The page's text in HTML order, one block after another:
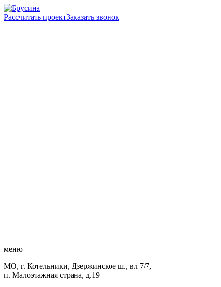
Рассчитать проектЗаказать звонок
меню
МО, г. Котельники, Дзержинское ш., вл 7/7,
п. Малоэтажная страна, д.19